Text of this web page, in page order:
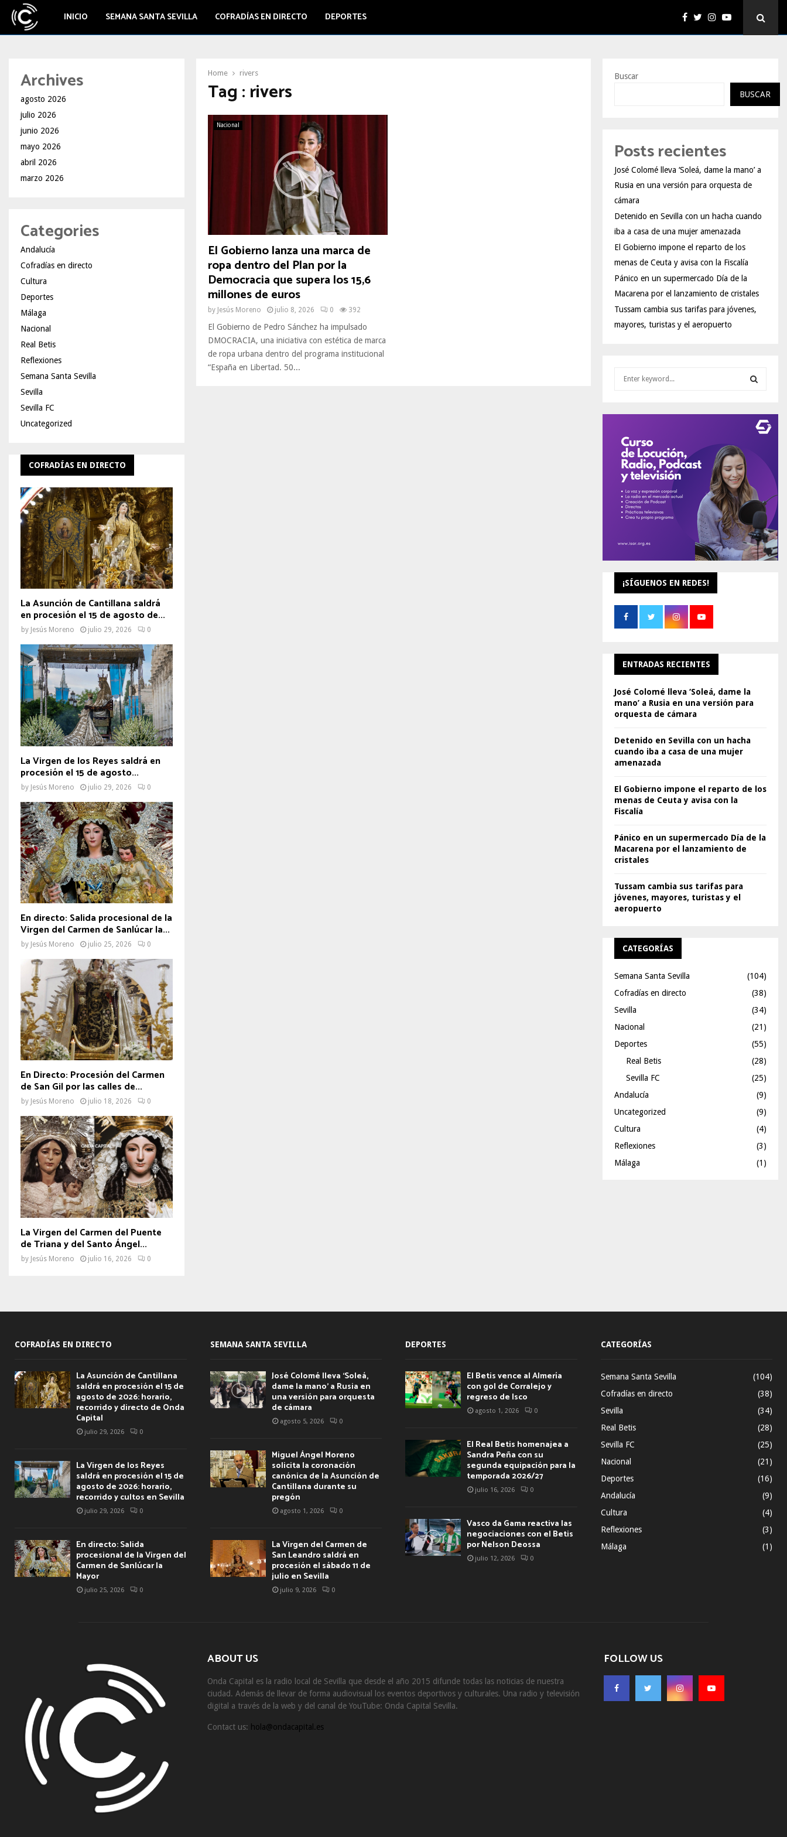
INICIO SEMANA SANTA SEVILLA COFRADÍAS EN DIRECTO DEPORTES
Home rivers
Tag : rivers
Nacional
El Gobierno lanza una marca de
ropa dentro del Plan por la
Democracia que supera los 15,6
millones de euros
by Jesús Moreno julio 8, 2026 0 392
El Gobierno de Pedro Sánchez ha impulsado
DMOCRACIA, una iniciativa con estética de marca
de ropa urbana dentro del programa institucional
“España en Libertad. 50...
Archives
agosto 2026
julio 2026
junio 2026
mayo 2026
abril 2026
marzo 2026
Categories
Andalucía
Cofradías en directo
Cultura
Deportes
Málaga
Nacional
Real Betis
Reflexiones
Semana Santa Sevilla
Sevilla
Sevilla FC
Uncategorized
COFRADÍAS EN DIRECTO
La Asunción de Cantillana saldrá
en procesión el 15 de agosto de...
by Jesús Moreno julio 29, 2026 0
La Virgen de los Reyes saldrá en
procesión el 15 de agosto...
by Jesús Moreno julio 29, 2026 0
En directo: Salida procesional de la
Virgen del Carmen de Sanlúcar la...
by Jesús Moreno julio 25, 2026 0
En Directo: Procesión del Carmen
de San Gil por las calles de...
by Jesús Moreno julio 18, 2026 0
La Virgen del Carmen del Puente
de Triana y del Santo Ángel...
by Jesús Moreno julio 16, 2026 0
Buscar
BUSCAR
Posts recientes
José Colomé lleva ‘Soleá, dame la mano’ a
Rusia en una versión para orquesta de
cámara
Detenido en Sevilla con un hacha cuando
iba a casa de una mujer amenazada
El Gobierno impone el reparto de los
menas de Ceuta y avisa con la Fiscalía
Pánico en un supermercado Día de la
Macarena por el lanzamiento de cristales
Tussam cambia sus tarifas para jóvenes,
mayores, turistas y el aeropuerto
C
H
¡SÍGUENOS EN REDES!
ENTRADAS RECIENTES
José Colomé lleva ‘Soleá, dame la
mano’ a Rusia en una versión para
orquesta de cámara
Detenido en Sevilla con un hacha
cuando iba a casa de una mujer
amenazada
El Gobierno impone el reparto de los
menas de Ceuta y avisa con la
Fiscalía
Pánico en un supermercado Día de la
Macarena por el lanzamiento de
cristales
Tussam cambia sus tarifas para
jóvenes, mayores, turistas y el
aeropuerto
CATEGORÍAS
Semana Santa Sevilla
(104)
Cofradías en directo
(38)
Sevilla
(34)
Nacional
(21)
Deportes
(55)
Real Betis
(28)
Sevilla FC
(25)
Andalucía
(9)
Uncategorized
(9)
Cultura
(4)
Reflexiones
(3)
Málaga
(1)
COFRADÍAS EN DIRECTO
La Asunción de Cantillana
saldrá en procesión el 15 de
agosto de 2026: horario,
recorrido y directo de Onda
Capital
julio 29, 2026 0
La Virgen de los Reyes
saldrá en procesión el 15 de
agosto de 2026: horario,
recorrido y cultos en Sevilla
julio 29, 2026 0
En directo: Salida
procesional de la Virgen del
Carmen de Sanlúcar la
Mayor
julio 25, 2026 0
SEMANA SANTA SEVILLA
José Colomé lleva ‘Soleá,
dame la mano’ a Rusia en
una versión para orquesta
de cámara
agosto 5, 2026 0
Miguel Ángel Moreno
solicita la coronación
canónica de la Asunción de
Cantillana durante su
pregón
agosto 1, 2026 0
La Virgen del Carmen de
San Leandro saldrá en
procesión el sábado 11 de
julio en Sevilla
julio 9, 2026 0
DEPORTES
El Betis vence al Almería
con gol de Corralejo y
regreso de Isco
agosto 1, 2026 0
El Real Betis homenajea a
Sandra Peña con su
segunda equipación para la
temporada 2026/27
julio 16, 2026 0
Vasco da Gama reactiva las
negociaciones con el Betis
por Nelson Deossa
julio 12, 2026 0
CATEGORÍAS
Semana Santa Sevilla
(104)
Cofradías en directo
(38)
Sevilla
(34)
Real Betis
(28)
Sevilla FC
(25)
Nacional
(21)
Deportes
(16)
Andalucía
(9)
Cultura
(4)
Reflexiones
(3)
Málaga
(1)
ABOUT US
Onda Capital es la radio local de Sevilla que desde el año 2015 difunde todas las noticias de nuestra
ciudad. Además de llevar de forma audiovisual los eventos deportivos y culturales. Una radio y televisión
digital a través de la web y del canal de YouTube: Onda Capital Sevilla.
Contact us: hola@ondacapital.es
FOLLOW US